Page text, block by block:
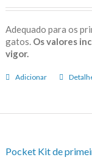
Adequado para os
gatos. Os valores
vigor.
Adicionar
Pocket Kit de